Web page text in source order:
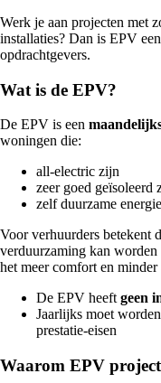
Werk je aan projecten met
installaties? Dan is EPV
opdrachtgevers.
Wat is de EPV?
De EPV is een
woningen die:
all-electric zijn
zeer goed geïsoleerd
zelf duurzame
Voor verhuurders betekent
verduurzaming kan
het meer comfort en
De EPV heeft geen
Jaarlijks moet
prestatie-eisen
Waarom EPV